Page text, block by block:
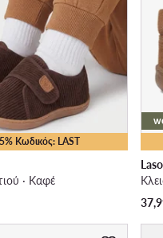
Κωδικός: LAST
· Καφέ